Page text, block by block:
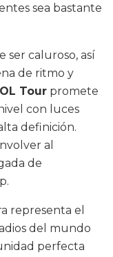
sea bastante
ser caluroso, así
de ritmo y
Tour promete
con luces
definición.
al
de
representa el
del mundo
perfecta